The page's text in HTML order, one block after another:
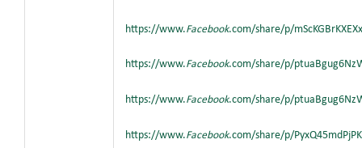
https://www.Facebook.com/share/p/
https://www.Facebook.com/share/p/
https://www.Facebook.com/share/p/
https://www.Facebook.com/share/p/